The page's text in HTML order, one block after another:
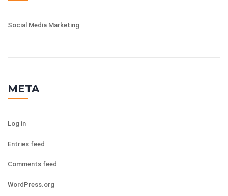
Social Media Marketing
META
Log in
Entries feed
Comments feed
WordPress.org